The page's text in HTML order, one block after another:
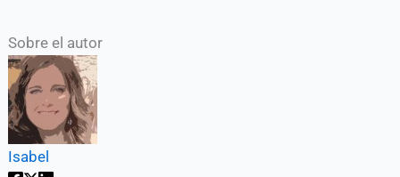
Sobre el autor
Isabel